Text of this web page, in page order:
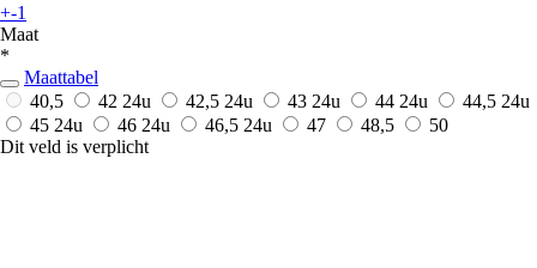
+-1
Maat
*
Maattabel
40,5
42 24u 42,5 24u 43 24u 44 24u 44,5 24u
45 24u 46 24u 46,5 24u 47 48,5
50
Dit veld is verplicht